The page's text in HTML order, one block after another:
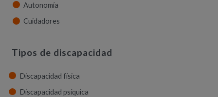
Autonomía
Cuidadores
Tipos de discapacidad
Discapacidad física
Discapacidad psíquica